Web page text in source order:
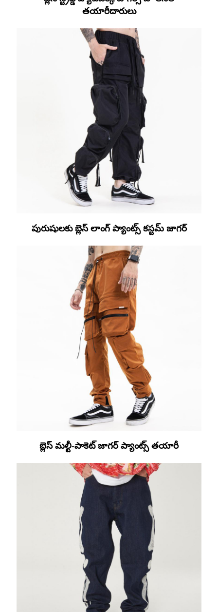
తయారీదారులు
పురుషులకు బ్లెస్ లాంగ్ ప్యాంట్స్ కస్టమ్ జాగర్
బ్లెస్ మల్టీ-పాకెట్ జాగర్ ప్యాంట్స్ తయారీ